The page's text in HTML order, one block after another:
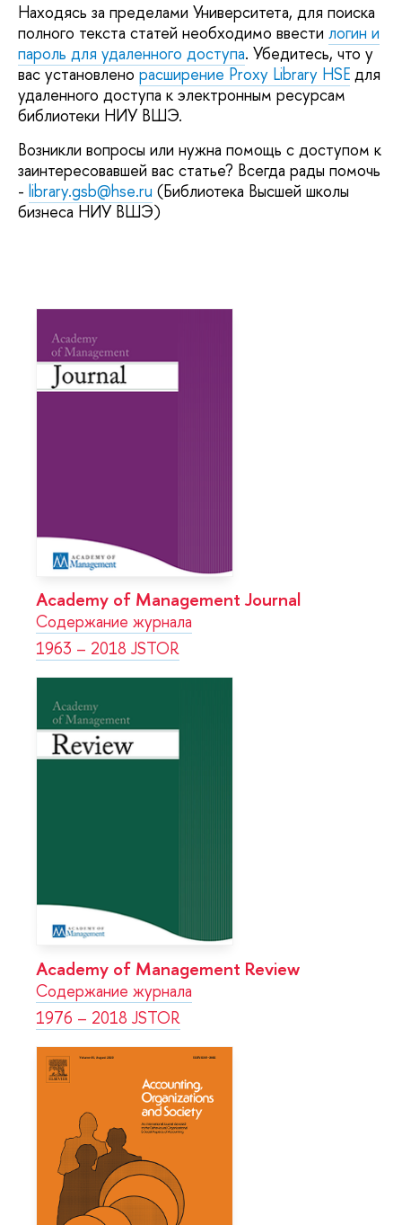
Находясь за пределами Университета, для поиска
полного текста статей необходимо ввести логин и
пароль для удаленного доступа. Убедитесь, что у
вас установлено расширение Proxy Library HSE для
удаленного доступа к электронным ресурсам
библиотеки НИУ ВШЭ.
Возникли вопросы или нужна помощь с доступом к
заинтересовавшей вас статье? Всегда рады помочь
- library.gsb@hse.ru (Библиотека Высшей школы
бизнеса НИУ ВШЭ)
Academy of Management Journal
Содержание журнала
1963 – 2018 JSTOR
Academy of Management Review
Содержание журнала
1976 – 2018 JSTOR